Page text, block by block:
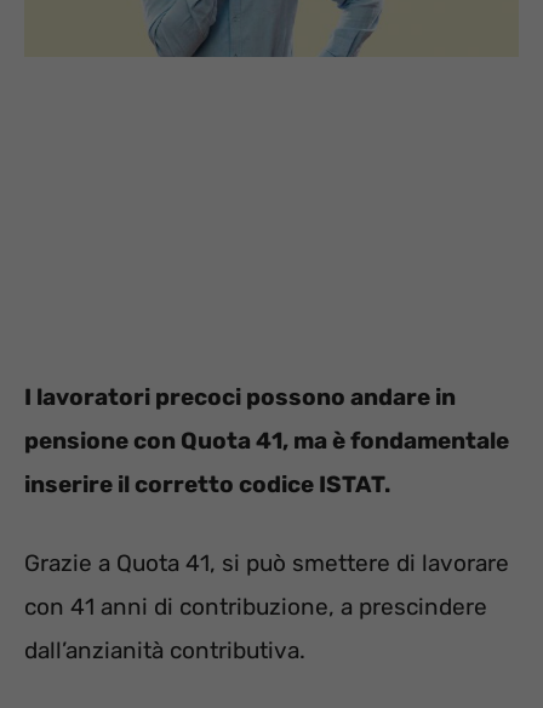
I lavoratori precoci possono andare in
pensione con Quota 41, ma è fondamentale
inserire il corretto codice ISTAT.
Grazie a Quota 41, si può smettere di lavorare
con 41 anni di contribuzione, a prescindere
dall’anzianità contributiva.